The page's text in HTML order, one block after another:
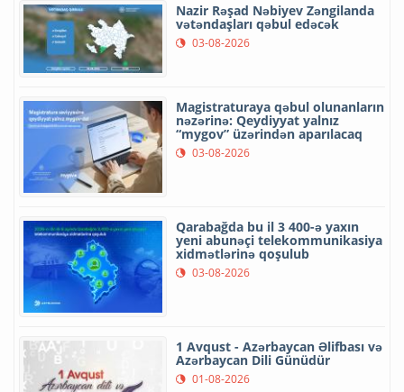
Nazir Rəşad Nəbiyev Zəngilanda
vətəndaşları qəbul edəcək
03-08-2026
Magistraturaya qəbul olunanların
nəzərinə: Qeydiyyat yalnız
“mygov” üzərindən aparılacaq
03-08-2026
Qarabağda bu il 3 400-ə yaxın
yeni abunəçi telekommunikasiya
xidmətlərinə qoşulub
03-08-2026
1 Avqust - Azərbaycan Əlifbası və
Azərbaycan Dili Günüdür
01-08-2026